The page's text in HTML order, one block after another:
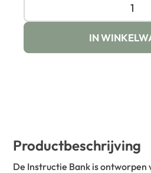
IN
Productbeschrijving
De Instructie Bank is ontworpen